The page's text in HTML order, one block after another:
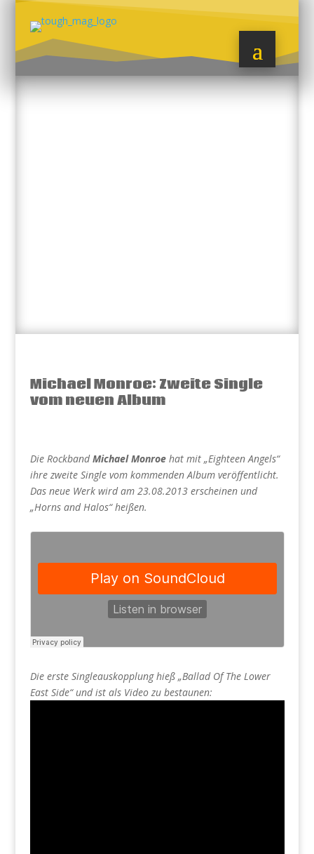
Michael Monroe: Zweite Single
vom neuen Album
Die RockbandMichael Monroehat mit „Eighteen Angels“
ihre zweite Single vom kommenden Album veröffentlicht.
Das neue Werk wird am 23.08.2013 erscheinen und
„Horns and Halos“ heißen.
Die erste Singleauskopplung hieß „Ballad Of The Lower
East Side“ und ist als Video zu bestaunen: